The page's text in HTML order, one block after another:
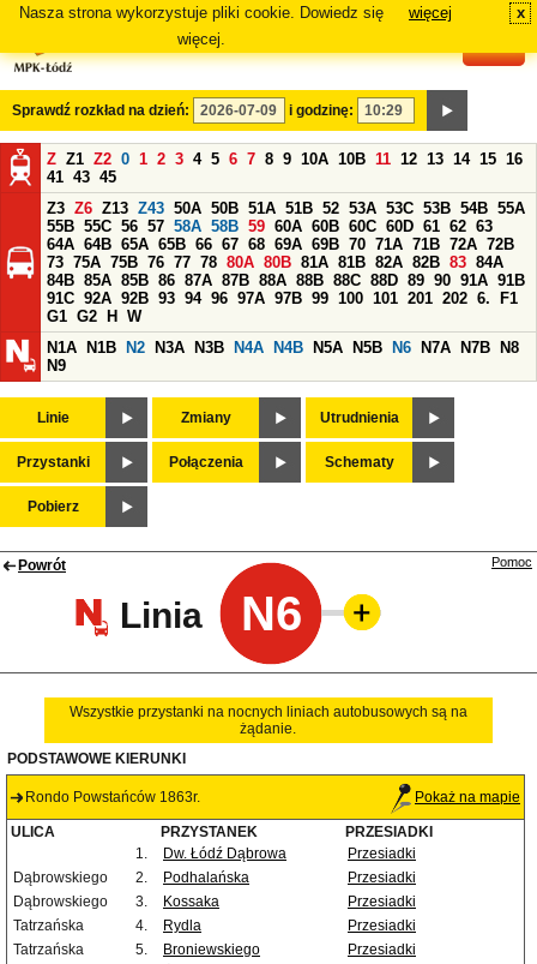
Nasza strona wykorzystuje pliki cookie. Dowiedz się
więcej.
więcej x
Sprawdź rozkład na dzień: i godzinę:
Z Z1 Z2 0 1 2 3 4 5 6 7 8 9 10A 10B 11 12 13 14 15 16
41 43 45
Z3 Z6 Z13 Z43 50A 50B 51A 51B 52 53A 53C 53B 54B 55A
55B 55C 56 57 58A 58B 59 60A 60B 60C 60D 61 62 63
64A 64B 65A 65B 66 67 68 69A 69B 70 71A 71B 72A 72B
73 75A 75B 76 77 78 80A 80B 81A 81B 82A 82B 83 84A
84B 85A 85B 86 87A 87B 88A 88B 88C 88D 89 90 91A 91B
91C 92A 92B 93 94 96 97A 97B 99 100 101 201 202 6.
F1
G1 G2 H
W
N1A
N1B N2 N3A N3B N4A N4B N5A N5B N6 N7A N7B
N8
N9
Linie Zmiany Utrudnienia
Przystanki Połączenia Schematy
Pobierz
Powrót
Linia N6
Pomoc
Wszystkie przystanki na nocnych liniach autobusowych są na
żądanie.
PODSTAWOWE KIERUNKI
Rondo Powstańców 1863r. Pokaż na mapie
ULICA PRZYSTANEK
PRZESIADKI
1.
Dw. Łódź Dąbrowa
Przesiadki
Dąbrowskiego
2. Podhalańska
Przesiadki
Dąbrowskiego
3. Kossaka
Przesiadki
Tatrzańska
4. Rydla
Przesiadki
Tatrzańska
5. Broniewskiego
Przesiadki